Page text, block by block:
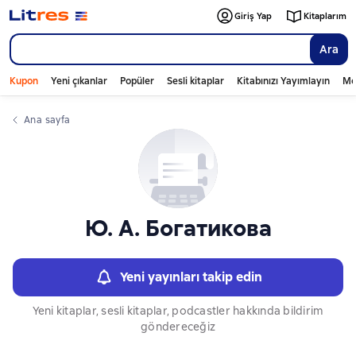
Ara
Giriş Yap Kitaplarım
Kupon Yeni çıkanlar Popüler Sesli kitaplar Kitabınızı Yayımlayın
Ana sayfa
Ю. А. Богатикова
Yeni yayınları takip edin
Yeni kitaplar, sesli kitaplar, podcastler hakkında bildirim
göndereceğiz
Слайдер с книгами